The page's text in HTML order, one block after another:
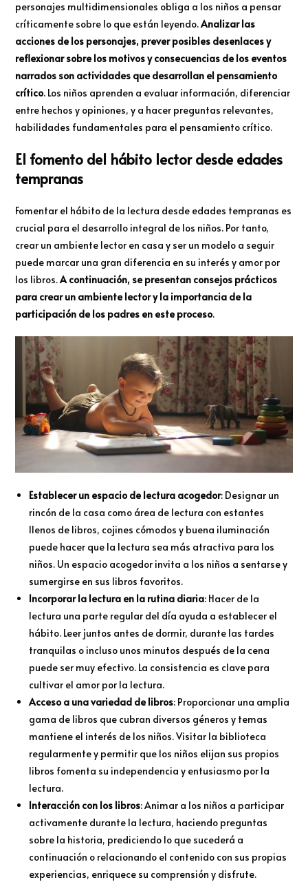
personajes multidimensionales obliga a los niños a pensar
críticamente sobre lo que están leyendo.Analizar las
acciones de los personajes, prever posibles desenlaces y
reflexionar sobre los motivos y consecuencias de los eventos
narrados son actividades que desarrollan el pensamiento
crítico. Los niños aprenden a evaluar información, diferenciar
entre hechos y opiniones, y a hacer preguntas relevantes,
habilidades fundamentales para el pensamiento crítico.
El fomento del hábito lector desde edades
tempranas
Fomentar el hábito de la lectura desde edades tempranas es
crucial para el desarrollo integral de los niños. Por tanto,
crear un ambiente lector en casa y ser un modelo a seguir
puede marcar una gran diferencia en su interés y amor por
los libros.A continuación, se presentan consejos prácticos
para crear un ambiente lector y la importancia de la
participación de los padres en este proceso.
Establecer un espacio de lectura acogedor: Designar un
rincón de la casa como área de lectura con estantes
llenos de libros, cojines cómodos y buena iluminación
puede hacer que la lectura sea más atractiva para los
niños. Un espacio acogedor invita a los niños a sentarse y
sumergirse en sus libros favoritos.
Incorporar la lectura en la rutina diaria: Hacer de la
lectura una parte regular del día ayuda a establecer el
hábito. Leer juntos antes de dormir, durante las tardes
tranquilas o incluso unos minutos después de la cena
puede ser muy efectivo. La consistencia es clave para
cultivar el amor por la lectura.
Acceso a una variedad de libros: Proporcionar una amplia
gama de libros que cubran diversos géneros y temas
mantiene el interés de los niños. Visitar la biblioteca
regularmente y permitir que los niños elijan sus propios
libros fomenta su independencia y entusiasmo por la
lectura.
Interacción con los libros: Animar a los niños a participar
activamente durante la lectura, haciendo preguntas
sobre la historia, prediciendo lo que sucederá a
continuación o relacionando el contenido con sus propias
experiencias, enriquece su comprensión y disfrute.